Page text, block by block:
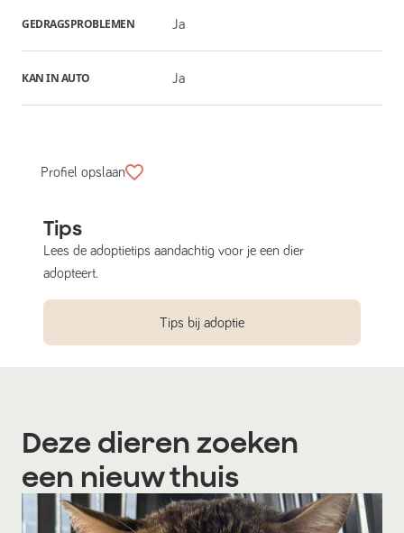
GEDRAGSPROBLEMEN Ja
KAN IN AUTO Ja
Profiel opslaan
Tips
Lees de adoptietips aandachtig voor je een dier
adopteert.
Tips bij adoptie
Deze dieren zoeken
een nieuw thuis